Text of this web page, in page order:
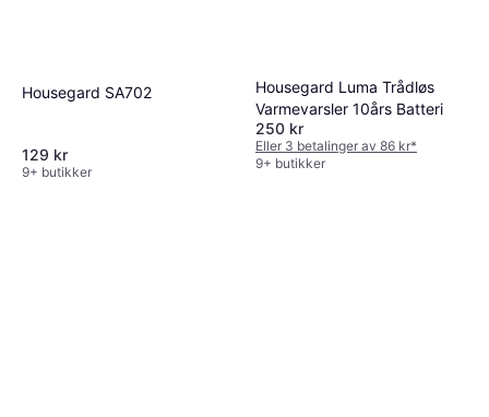
Housegard SA702
129 kr
9+ butikker
Housegard Luma Trådløs
Varmevarsler 10års Batteri
250 kr
Eller 3 betalinger av 86 kr*
9+ butikker